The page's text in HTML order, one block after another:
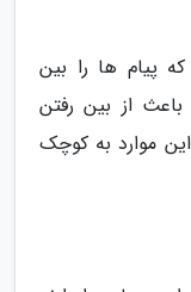
پیام ها را بین
از بین رفتن
موارد به کوچک